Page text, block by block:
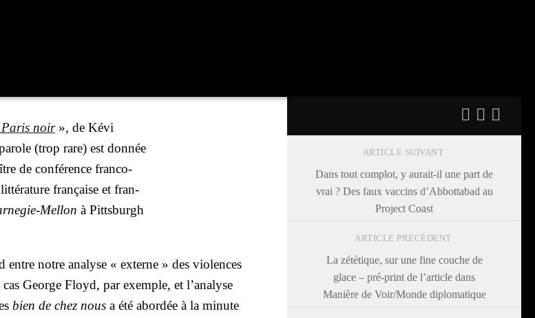
Paris noir», de Kévi
(trop rare) est don­née
de confé­rence fran­co-
fran­çaise et fran­
Mel­lon à Pitts­burgh
entre notre ana­lyse « externe » des vio­lences
George Floyd, par exemple, et l’a­na­lyse
bien de chez nous a été abor­dée à la minute
ARTICLE SUIVANT
Dans tout complot, y aurait-il une part de
vrai ? Des faux vaccins d’Abbottabad au
Project Coast
ARTICLE PRÉCÉDENT
La zététique, sur une fine couche de
glace – pré-print de l’article dans
Manière de Voir/Monde diplomatique